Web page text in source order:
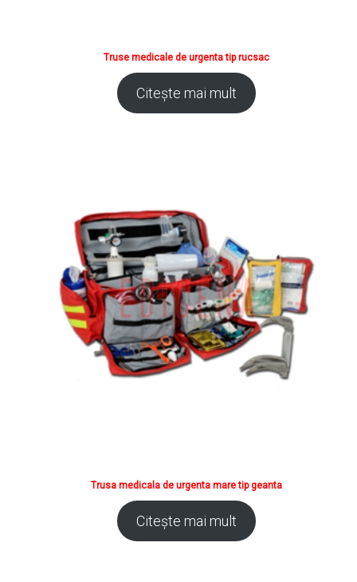
Truse medicale de urgenta tip rucsac
Citește mai mult
Trusa medicala de urgenta mare tip geanta
Citește mai mult